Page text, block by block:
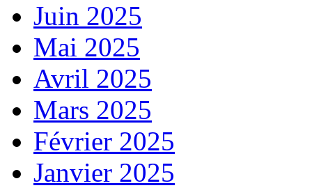
Juin 2025
Mai 2025
Avril 2025
Mars 2025
Février 2025
Janvier 2025